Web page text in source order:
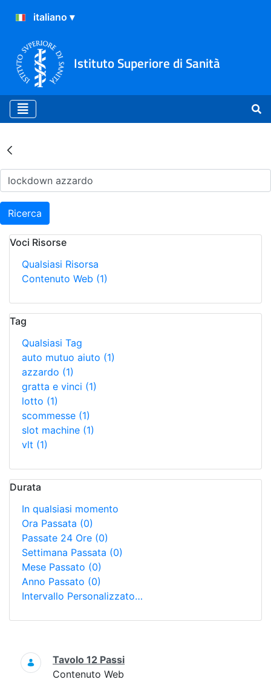
Istituto Superiore di Sanità
Risultati della Ricerca -
Ricerca
Voci Risorse
Qualsiasi Risorsa
Contenuto Web (1)
Tag
Qualsiasi Tag
auto mutuo aiuto (1)
azzardo (1)
gratta e vinci (1)
lotto (1)
scommesse (1)
slot machine (1)
vlt (1)
Durata
In qualsiasi momento
Ora Passata (0)
Passate 24 Ore (0)
Settimana Passata (0)
Mese Passato (0)
Anno Passato (0)
Intervallo Personalizzato…
Ricerca
Tavolo 12 Passi
Contenuto Web